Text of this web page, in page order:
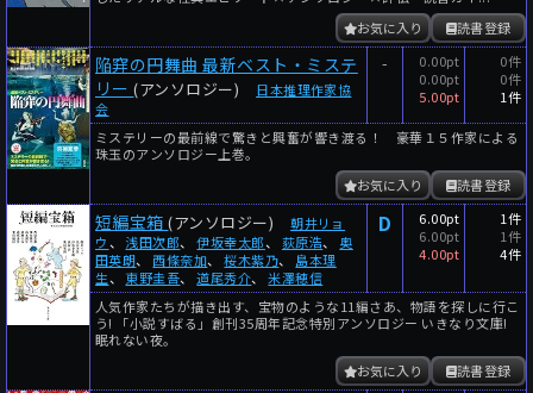
読書登録
お気に入り
陥穽の円舞曲 最新ベスト・ミステ
リー (アンソロジー)
日本推理作家協
会
-
0.00pt
0.00pt
5.00pt
0件
0件
1件
ミステリーの最前線で驚きと興奮が響き渡る！ 豪華１５作家による
珠玉のアンソロジー上巻。
読書登録
お気に入り
短編宝箱 (アンソロジー)
朝井リョ
ウ、 浅田次郎、伊坂幸太郎、 荻原浩、 奥
田英朗、 西條奈加、桜木紫乃、 島本理
生、 東野圭吾、道尾秀介、米澤穂信
D
6.00pt
6.00pt
4.00pt
1件
1件
4件
人気作家たちが描き出す、宝物のような11編さあ、物語を探しに行こ
う! 「小説すばる」創刊35周年記念特別アンソロジー いきなり文庫!
眠れない夜。
読書登録
お気に入り